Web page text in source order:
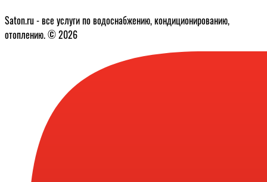
Saton.ru - все услуги по водоснабжению, кондиционированию,
отоплению. © 2026